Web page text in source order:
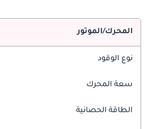
المحرك/الموتور
نوع الوقود
سعة المحرك
الطاقة الحصانية